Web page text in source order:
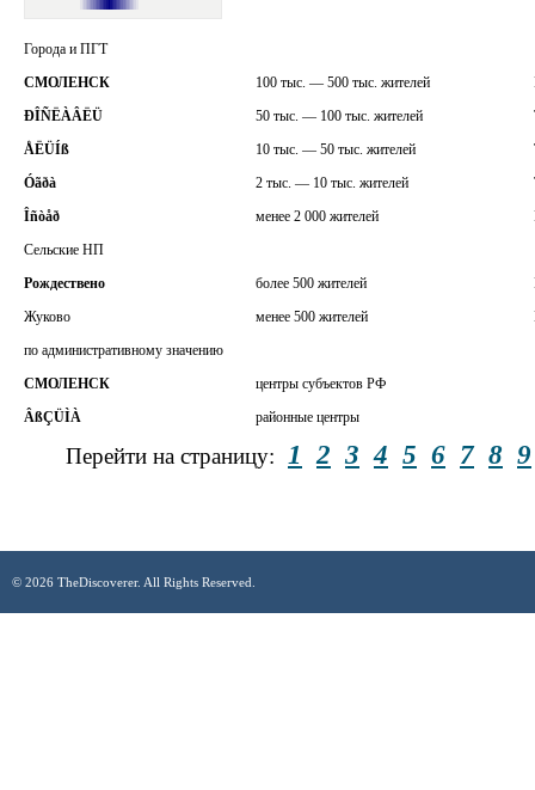
Города и ПГТ
СМОЛЕНСК
100 тыс. — 500 тыс. жителей
ÐÎÑËÀÂËÜ
50 тыс. — 100 тыс. жителей
ÅËÜÍß
10 тыс. — 50 тыс. жителей
Óãðà
2 тыс. — 10 тыс. жителей
Îñòåð
менее 2 000 жителей
Сельские НП
Рождествено
более 500 жителей
Жуково
менее 500 жителей
по административному значению
СМОЛЕНСК
центры субъектов РФ
ÂßÇÜÌÀ
районные центры
Перейти на страницу: 1 2 3 4 5 6 7 8 9
© 2026 TheDiscoverer. All Rights Reserved.